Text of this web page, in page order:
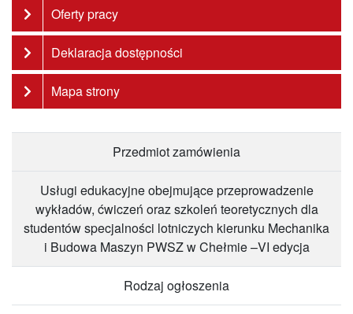
Oferty pracy
Deklaracja dostępności
Mapa strony
Przedmiot zamówienia
Usługi edukacyjne obejmujące przeprowadzenie
wykładów, ćwiczeń oraz szkoleń teoretycznych dla
studentów specjalności lotniczych kierunku Mechanika
i Budowa Maszyn PWSZ w Chełmie –VI edycja
Rodzaj ogłoszenia